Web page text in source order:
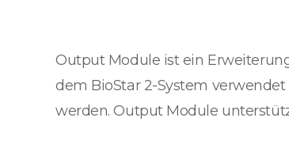
Output Module ist ein
dem BioStar 2-System
werden. Output Module